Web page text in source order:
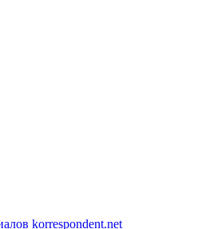
korrespondent.net